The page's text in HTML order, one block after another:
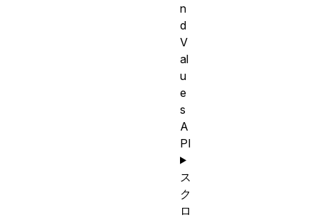
n
d
V
al
u
e
s
A
PI
ス
ク
ロ